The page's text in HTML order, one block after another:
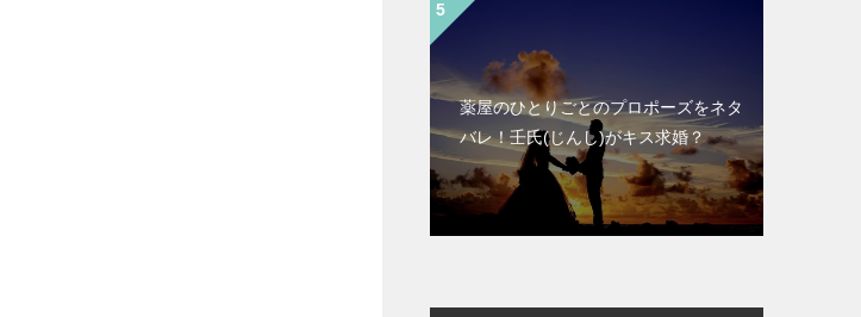
薬屋のひとりごとのプロポーズをネタ
バレ！壬氏(じんし)がキス求婚？